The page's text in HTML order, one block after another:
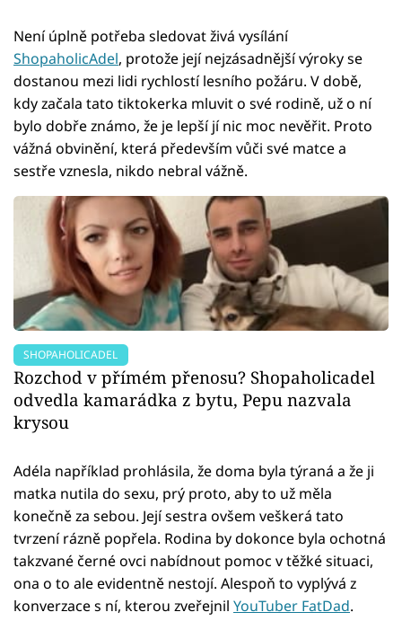
Není úplně potřeba sledovat živá vysílání
ShopaholicAdel, protože její nejzásadnější výroky se
dostanou mezi lidi rychlostí lesního požáru. V době,
kdy začala tato tiktokerka mluvit o své rodině, už o ní
bylo dobře známo, že je lepší jí nic moc nevěřit. Proto
vážná obvinění, která především vůči své matce a
sestře vznesla, nikdo nebral vážně.
SHOPAHOLICADEL
Rozchod v přímém přenosu? Shopaholicadel
odvedla kamarádka z bytu, Pepu nazvala
krysou
Adéla například prohlásila, že doma byla týraná a že ji
matka nutila do sexu, prý proto, aby to už měla
konečně za sebou. Její sestra ovšem veškerá tato
tvrzení rázně popřela. Rodina by dokonce byla ochotná
takzvané černé ovci nabídnout pomoc v těžké situaci,
ona o to ale evidentně nestojí. Alespoň to vyplývá z
konverzace s ní, kterou zveřejnil YouTuber FatDad.